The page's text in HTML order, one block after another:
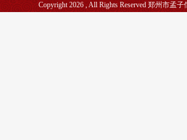
Copyright 2026 , All Rights Reserved 郑州市